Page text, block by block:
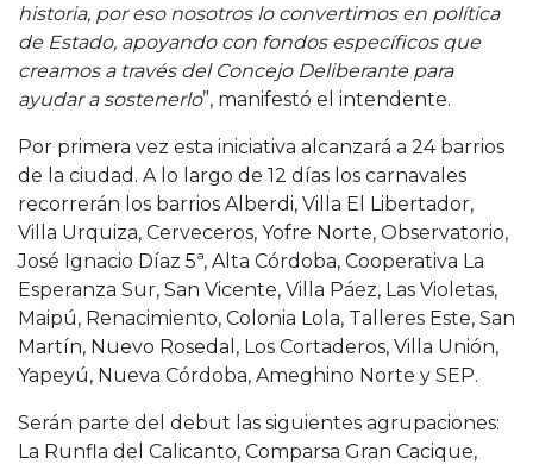
historia, por eso nosotros lo convertimos en política
de Estado, apoyando con fondos específicos que
creamos a través del Concejo Deliberante para
ayudar a sostenerlo”, manifestó el intendente.
Por primera vez esta iniciativa alcanzará a 24 barrios
de la ciudad. A lo largo de 12 días los carnavales
recorrerán los barrios Alberdi, Villa El Libertador,
Villa Urquiza, Cerveceros, Yofre Norte, Observatorio,
José Ignacio Díaz 5ª, Alta Córdoba, Cooperativa La
Esperanza Sur, San Vicente, Villa Páez, Las Violetas,
Maipú, Renacimiento, Colonia Lola, Talleres Este, San
Martín, Nuevo Rosedal, Los Cortaderos, Villa Unión,
Yapeyú, Nueva Córdoba, Ameghino Norte y SEP.
Serán parte del debut las siguientes agrupaciones:
La Runfla del Calicanto, Comparsa Gran Cacique,